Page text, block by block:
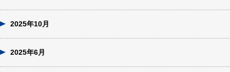
2025年10月
2025年6月